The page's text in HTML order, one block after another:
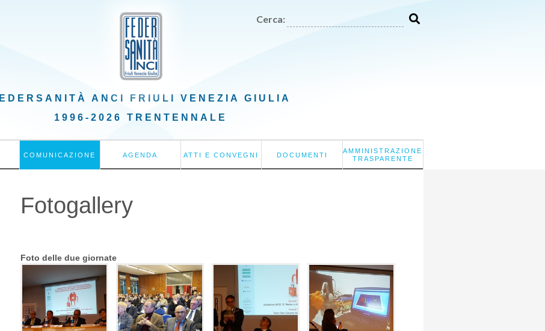
Cerca:
ANCI FRIULI VENEZIA GIULIA
1996-2026 TRENTENNALE
COMUNICAZIONE AGENDA ATTI E CONVEGNI DOCUMENTI
AMMINISTRAZIONE
TRASPARENTE
Fotogallery
Foto delle due giornate